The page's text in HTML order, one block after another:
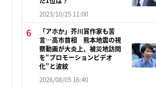
2023/10/25 11:00
「アホか」芥川賞作家も苦
言…高市首相 熊本地震の視
察動画が大炎上、被災地訪問
を“プロモーションビデオ
化”と波紋
2026/08/05 16:40